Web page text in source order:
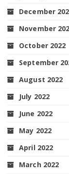
December
November
October 2022
September
August 2022
July 2022
June 2022
May 2022
April 2022
March 2022